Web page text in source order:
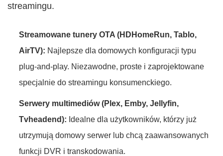
streamingu.
Streamowane tunery OTA (HDHomeRun, Tablo,
AirTV): Najlepsze dla domowych konfiguracji typu
plug-and-play. Niezawodne, proste i zaprojektowane
specjalnie do streamingu konsumenckiego.
Serwery multimediów (Plex, Emby, Jellyfin,
Tvheadend): Idealne dla użytkowników, którzy już
utrzymują domowy serwer lub chcą zaawansowanych
funkcji DVR i transkodowania.